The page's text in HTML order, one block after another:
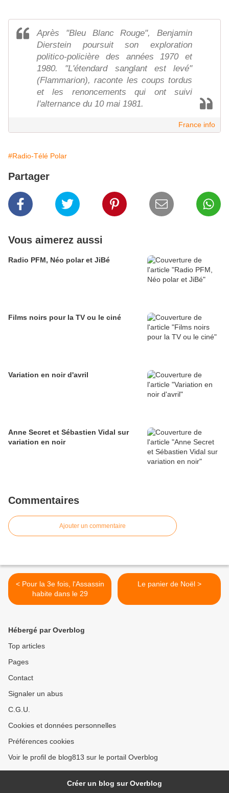
Après "Bleu Blanc Rouge", Benjamin
Dierstein poursuit son exploration
politico-policière des années 1970 et
1980. "L'étendard sanglant est levé"
(Flammarion), raconte les coups tordus
et les renoncements qui ont suivi
l'alternance du 10 mai 1981.
France info
#Radio-Télé Polar
Partager
Vous aimerez aussi
Radio PFM, Néo polar et JiBé
Films noirs pour la TV ou le ciné
Variation en noir d'avril
Anne Secret et Sébastien Vidal sur
variation en noir
Commentaires
Ajouter un commentaire
< Pour la 3e fois, l'Assassin
habite dans le 29
Le panier de Noël >
Hébergé par Overblog
Top articles
Pages
Contact
Signaler un abus
C.G.U.
Cookies et données personnelles
Préférences cookies
Voir le profil de blog813 sur le portail Overblog
Créer un blog sur Overblog